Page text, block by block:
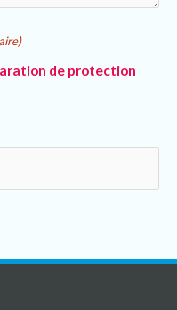
de protection